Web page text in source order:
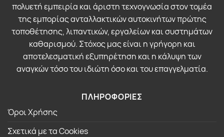
πολυετή εμπειρία και άριστη τεχνογνωσία στον τομέα
της εμπορίας ανταλλακτικών αυτοκινήτων πρώτης
τοποθέτησης, λιπαντικών, εργαλείων και συστημάτων
καθαρισμού. Στόχος μας είναι η γρήγορη και
αποτελεσματική εξυπηρέτηση και η κάλυψη των
αναγκών τόσο του ιδιώτη όσο και του επαγγελματία.
ΠΛΗΡΟΦΟΡΙΕΣ
Όροι Χρήσης
Σχετικά με τα Cookies